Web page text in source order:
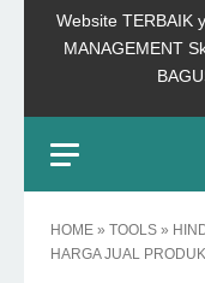
Website TERBAIK
MANAGEMENT
HOME » TOOLS »
HARGA JUAL